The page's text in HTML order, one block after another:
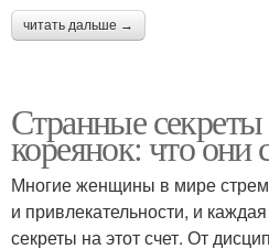
читать дальше →
Странные
кореянок: что
Многие женщины в мире
и привлекательности, и
секреты на этот счет. От